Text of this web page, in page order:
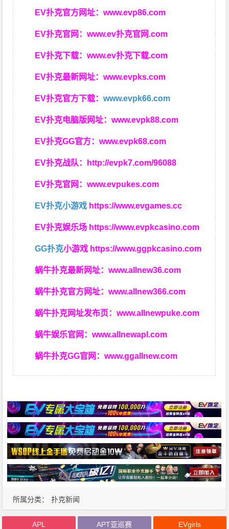
EV扑克官方网址：www.evp86.com
EV扑克官网：www.ev扑克官网.com
EV扑克下载：www.ev扑克下载.com
EV扑克最新网址：www.evpks.com
EV扑克官方下载：www.evpk66.com
EV扑克电脑版网址：www.evpk88.com
EV扑克GG官方：www.evpk68.com
EV扑克战队： http://evpk7.com/96088
EV扑克官网：www.evpukes.com
EV扑克小游戏 https://www.evgames.cc
EV扑克娱乐场 https://www.evpkcasino.com
GG扑克小游戏 https://www.ggpkcasino.com
蜗牛扑克最新网址：www.allnew36.com
蜗牛扑克官方网址：www.allnew366.com
蜗牛扑克网址发布页：www.allnewpuke.com
蜗牛娱乐官网：www.allnewapl.com
蜗牛扑克GG官网：www.ggallnew.com
所属分类： 扑克新闻
APL APT亚巡赛 EVgirls